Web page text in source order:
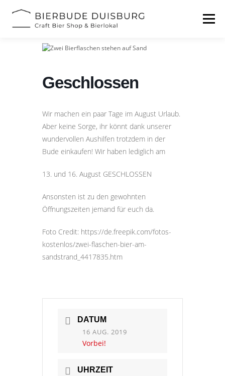
Inhalt
Menü
Geschlossen
Wir machen ein paar Tage im August Urlaub.
Aber keine Sorge, ihr könnt dank unserer
wundervollen Aushilfen trotzdem in der
Bude einkaufen! Wir haben lediglich am
13. und 16. August GESCHLOSSEN
Ansonsten ist zu den gewohnten
Öffnungszeiten jemand für euch da.
Foto Credit: https://de.freepik.com/fotos-
kostenlos/zwei-flaschen-bier-am-
sandstrand_4417835.htm
DATUM
16 AUG. 2019
Vorbei!
UHRZEIT